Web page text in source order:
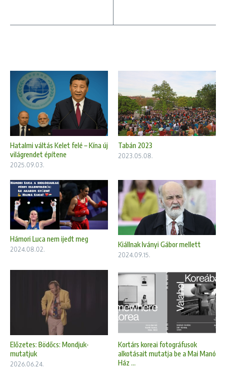
Hatalmi váltás Kelet felé – Kína új
világrendet építene
2025.09.03.
Tabán 2023
2023.05.08.
Hámori Luca nem ijedt meg
2024.08.02.
Kiállnak Iványi Gábor mellett
2024.09.15.
Előzetes: Bödőcs: Mondjuk-
mutatjuk
2026.06.24.
Kortárs koreai fotográfusok
alkotásait mutatja be a Mai Manó
Ház ...